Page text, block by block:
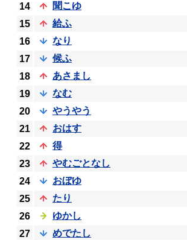
14
聞こゆ
15
給ふ
16
なり
17
候ふ
18
あさまし
19
なむ
20
やうやう
21
おはす
22
得
23
やむごとなし
24
おぼゆ
25
たり
26
ゆかし
27
めでたし